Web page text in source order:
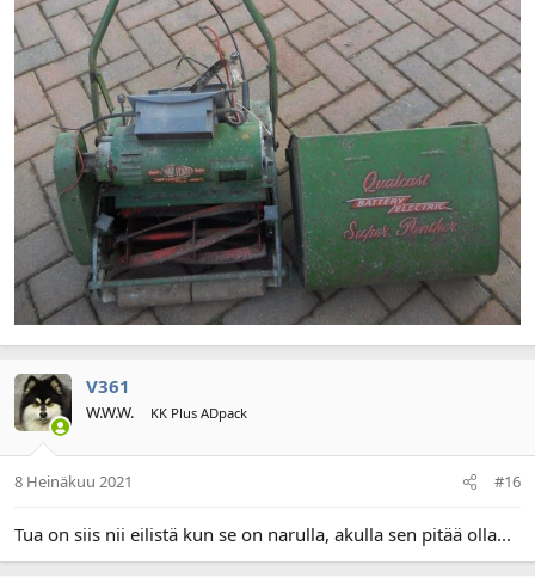
V361
W.W.W. KK Plus ADpack
8 Heinäkuu 2021 #16
Tua on siis nii eilistä kun se on narulla, akulla sen pitää olla...